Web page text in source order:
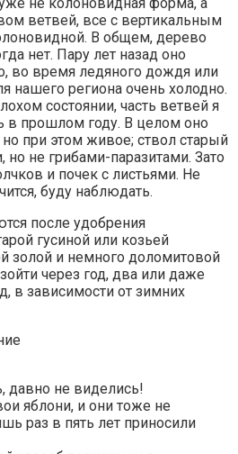
ветвей, все с вертикальным
В общем, дерево
нет. Пару лет назад оно
во время ледяного дождя или
нашего региона очень холодно.
состоянии, часть ветвей я
в прошлом году. В целом оно
при этом живое; ствол старый
не грибами-паразитами. Зато
и почек с листьями. Не
буду наблюдать.
после удобрения
гусиной или козьей
золой и немного доломитовой
через год, два или даже
в зависимости от зимних
давно не виделись!
яблони, и они тоже не
раз в пять лет приносили